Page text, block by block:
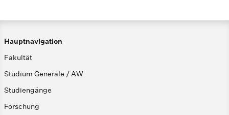
Hauptnavigation
Fakultät
Studium Generale / AW
Studiengänge
Forschung